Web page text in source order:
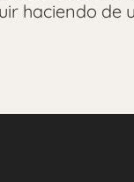
haciendo de